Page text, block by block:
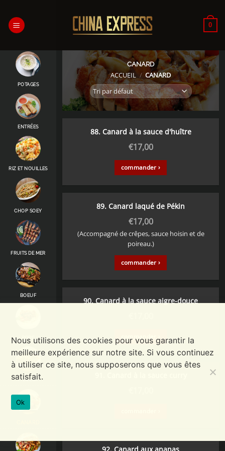
contenu
0
POTAGES
ENTRÉES
RIZ ET NOUILLES
CHOP SOEY
FRUITS DE MER
BOEUF
POULET
CANARD
ACCUEIL / CANARD
88. Canard à la sauce d'huître
€17,00
commander ›
89. Canard laqué de Pékin
€17,00
(Accompagné de crêpes, sauce hoisin et de
poireau.)
commander ›
90. Canard à la sauce aigre-douce
commander ›
Nous utilisons des cookies pour vous garantir la
meilleure expérience sur notre site. Si vous continuez
à utiliser ce site, nous supposerons que vous êtes
satisfait.
Ok